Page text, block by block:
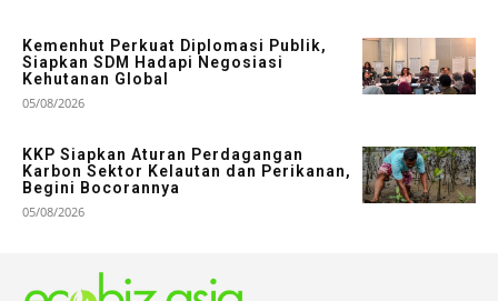
Kemenhut Perkuat Diplomasi Publik,
Siapkan SDM Hadapi Negosiasi
Kehutanan Global
05/08/2026
KKP Siapkan Aturan Perdagangan
Karbon Sektor Kelautan dan Perikanan,
Begini Bocorannya
05/08/2026